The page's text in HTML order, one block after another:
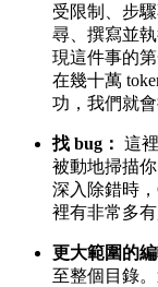
受限制、步
尋、撰寫並
現這件事的
在幾十萬
功，我們就
找 bug： 這
被動地掃描
深入除錯時
裡有非常多
更大範圍的編
至整個目錄